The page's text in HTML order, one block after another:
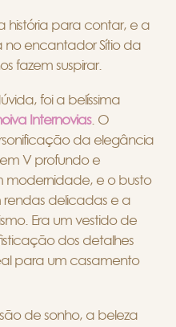
para contar, e a
encantador Sítio da
fazem suspirar.
foi a belíssima
Internovias. O
da elegância
V profundo e
modernidade, e o busto
delicadas e a
Era um vestido de
dos detalhes
para um casamento
de sonho, a beleza